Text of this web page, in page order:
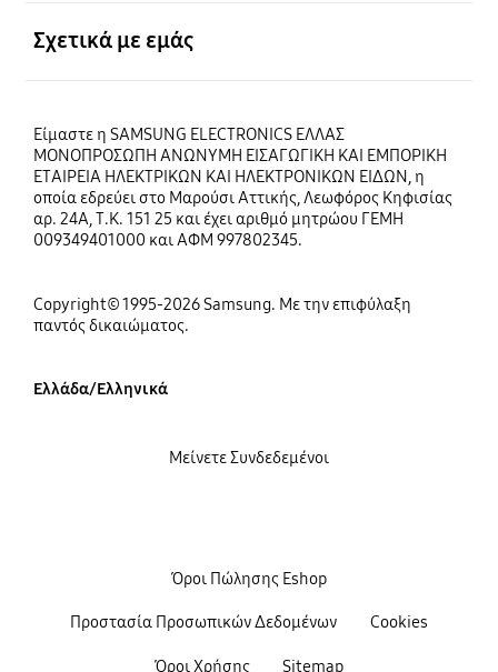
Σχετικά με εμάς
Είμαστε η SAMSUNG ELECTRONICS ΕΛΛΑΣ
ΜΟΝΟΠΡΟΣΩΠΗ ΑΝΩΝΥΜΗ ΕΙΣΑΓΩΓΙΚΗ ΚΑΙ ΕΜΠΟΡΙΚΗ
ΕΤΑΙΡΕΙΑ ΗΛΕΚΤΡΙΚΩΝ ΚΑΙ ΗΛΕΚΤΡΟΝΙΚΩΝ ΕΙΔΩΝ, η
οποία εδρεύει στο Μαρούσι Αττικής, Λεωφόρος Κηφισίας
αρ. 24Α, Τ.Κ. 151 25 και έχει αριθμό μητρώου ΓΕΜΗ
009349401000 και ΑΦΜ 997802345.
Copyright© 1995-2026 Samsung. Με την επιφύλαξη
παντός δικαιώματος.
Ελλάδα/Ελληνικά
Όροι Πώλησης Eshop
Προστασία Προσωπικών Δεδομένων Cookies
Όροι Χρήσης Sitemap
Μείνετε Συνδεδεμένοι